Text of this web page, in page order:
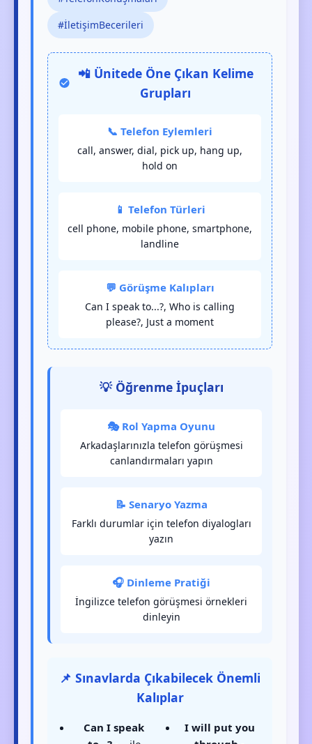
#İletişimBecerileri
📲 Ünitede Öne Çıkan Kelime
Grupları
📞 Telefon Eylemleri
call, answer, dial, pick up, hang up,
hold on
📱 Telefon Türleri
cell phone, mobile phone, smartphone,
landline
💬 Görüşme Kalıpları
Can I speak to...?, Who is calling
please?, Just a moment
💡 Öğrenme İpuçları
🎭 Rol Yapma Oyunu
Arkadaşlarınızla telefon görüşmesi
canlandırmaları yapın
📝 Senaryo Yazma
Farklı durumlar için telefon diyalogları
yazın
🎧 Dinleme Pratiği
İngilizce telefon görüşmesi örnekleri
dinleyin
📌 Sınavlarda Çıkabilecek Önemli
Kalıplar
Can I speak
I will put you